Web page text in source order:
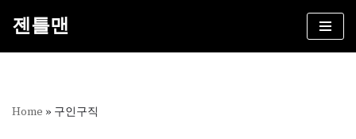
건
젠틀맨
Home » 구인구직